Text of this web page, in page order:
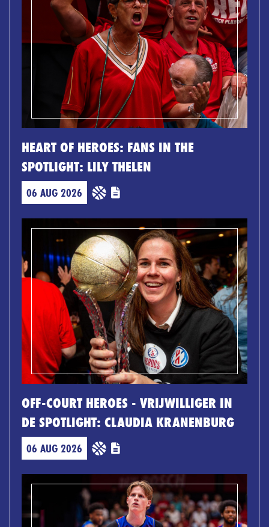
HEART OF HEROES: FANS IN THE
SPOTLIGHT: LILY THELEN
06 AUG 2026
OFF-COURT HEROES - VRIJWILLIGER IN
DE SPOTLIGHT: CLAUDIA KRANENBURG
06 AUG 2026